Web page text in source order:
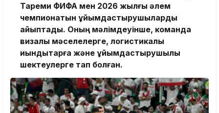
Тареми ФИФА мен 2026 жылғы әлем
чемпионатын ұйымдастырушыларды
айыптады. Оның мәлімдеуінше, команда
визалық мәселелерге, логистикалық
қиындықтарға және ұйымдастырушылық
шектеулерге тап болған.